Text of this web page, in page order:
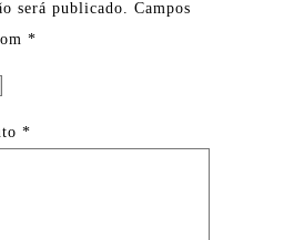
será publicado.
Campos
*
*